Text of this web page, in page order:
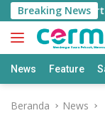
Langsung
ke
konten
Breaking News
Utara
News Feature
Beranda News